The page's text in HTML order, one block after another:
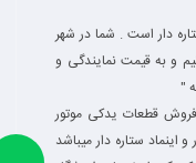
دار است . شما در شهر
و به قیمت نمایندگی و
"
فروش قطعات یدکی موتور
ستاره دار میباشد